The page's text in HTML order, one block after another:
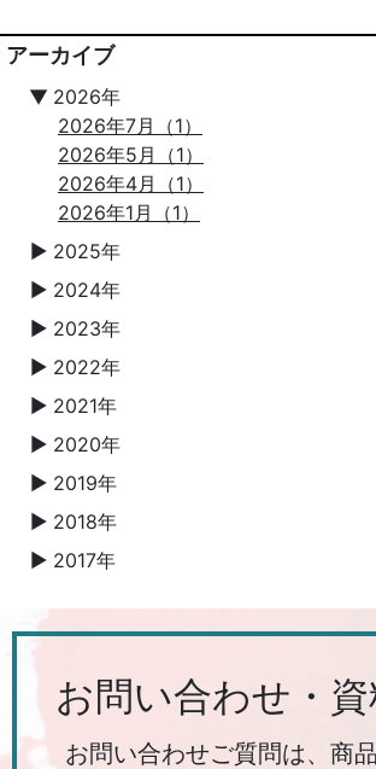
アーカイブ
▼ 2026年
2026年7月（1）
2026年5月（1）
2026年4月（1）
2026年1月（1）
▼ 2025年
▼ 2024年
▼ 2023年
▼ 2022年
▼ 2021年
▼ 2020年
▼ 2019年
▼ 2018年
▼ 2017年
お問い合わせ・
お問い合わせご質問は、商